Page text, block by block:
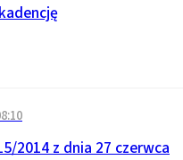
2014 z dnia 27 czerwca